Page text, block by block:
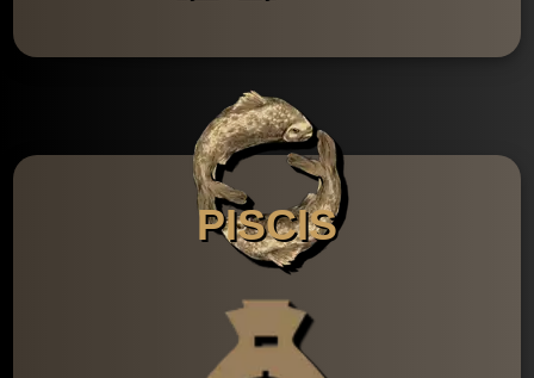
PISCIS